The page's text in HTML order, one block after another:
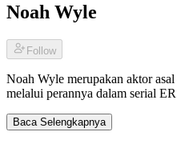
Noah Wyle
Follow
Noah Wyle merupakan aktor
melalui perannya dalam serial
Baca Selengkapnya